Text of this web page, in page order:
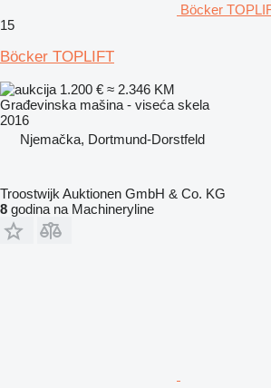
Böcker
15
Böcker TOPLIFT
1.200 € ≈ 2.346 KM
Građevinska mašina - viseća skela
2016
Njemačka, Dortmund-Dorstfeld
Troostwijk Auktionen GmbH & Co. KG
8 godina na Machineryline